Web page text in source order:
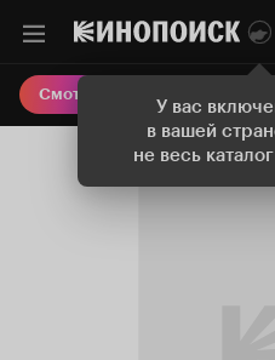
У вас
в вашей
не весь
Смотреть кино